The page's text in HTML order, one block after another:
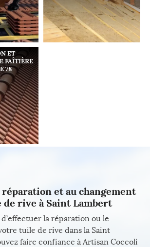
ET
FAÎTIÈRE
78
réparation et au changement
rive à Saint Lambert
la réparation ou le
tuile de rive dans la Saint
faire confiance à Artisan Coccoli